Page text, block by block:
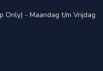
Only) - Maandag t/m Vrijdag